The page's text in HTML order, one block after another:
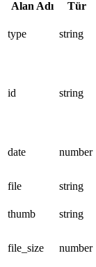
Alan Adı Tür
type string
id string
date number
file string
thumb
string
file_size number